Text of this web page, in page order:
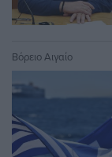
Βόρειο Αιγαίο